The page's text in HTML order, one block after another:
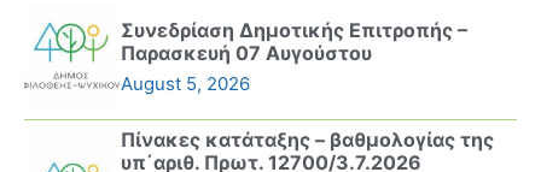
Συνεδρίαση Δημοτικής Επιτροπής –
Παρασκευή 07 Αυγούστου
August 5, 2026
Πίνακες κατάταξης – βαθμολογίας της
υπ΄αριθ. Πρωτ. 12700/3.7.2026